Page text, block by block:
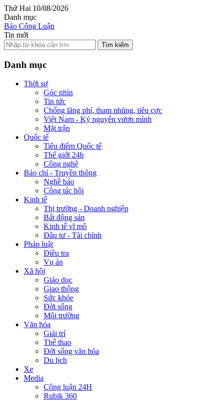
Thứ Hai 10/08/2026
Danh mục
Báo Công Luận
Tin mới
Tìm kiếm
Danh mục
Thời sự
Góc nhìn
Tin tức
Chống lãng phí, tham nhũng, tiêu cực
Việt Nam - Kỷ nguyên vươn mình
Mặt trận
Quốc tế
Tiêu điểm Quốc tế
Thế giới 24h
Công nghệ
Báo chí - Truyền thông
Nghề báo
Công tác hội
Kinh tế
Thị trường - Doanh nghiệp
Bất động sản
Kinh tế vĩ mô
Đầu tư - Tài chính
Pháp luật
Điều tra
Vụ án
Xã hội
Giáo dục
Giao thông
Sức khỏe
Đời sống
Môi trường
Văn hóa
Giải trí
Thể thao
Đời sống văn hóa
Du lịch
Xe
Media
Công luận 24H
Rubik 360